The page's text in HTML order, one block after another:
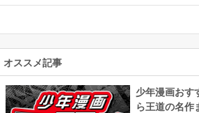
サ
オススメ記事
少年漫画おす
ら王道の名作